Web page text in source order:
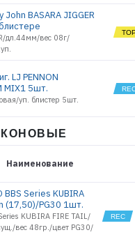
John BASARA JIGGER
дл.44мм/вес 08г/
LJ PENNON
MIX1 5шт.
уп. блистер 5шт.
Наименование
BBS Series KUBIRA
(17,50)/PG30 1шт.
KUBIRA FIRE TAIL/
вес 48гр./цвет PG30/